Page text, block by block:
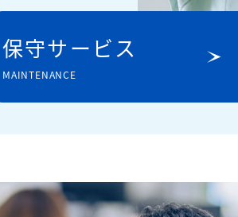
保守サービス